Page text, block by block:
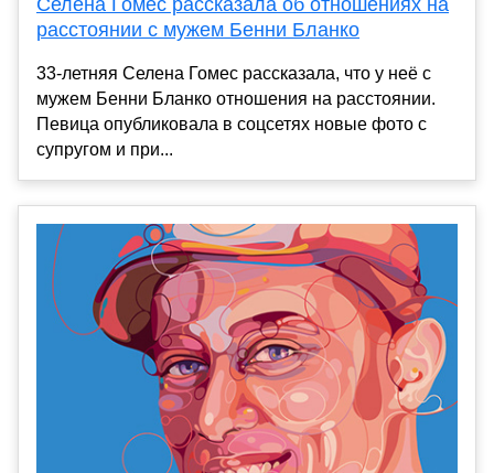
Селена Гомес рассказала об отношениях на
расстоянии с мужем Бенни Бланко
33-летняя Селена Гомес рассказала, что у неё с
мужем Бенни Бланко отношения на расстоянии.
Певица опубликовала в соцсетях новые фото с
супругом и при...